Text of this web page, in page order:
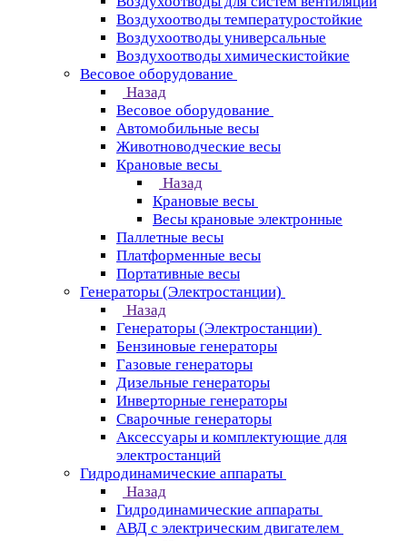
Воздухоотводы температуростойкие
Воздухоотводы универсальные
Воздухоотводы химическистойкие
Весовое оборудование
Назад
Весовое оборудование
Автомобильные весы
Животноводческие весы
Крановые весы
Назад
Крановые весы
Весы крановые электронные
Паллетные весы
Платформенные весы
Портативные весы
Генераторы (Электростанции)
Назад
Генераторы (Электростанции)
Бензиновые генераторы
Газовые генераторы
Дизельные генераторы
Инверторные генераторы
Сварочные генераторы
Аксессуары и комплектующие для
электростанций
Гидродинамические аппараты
Назад
Гидродинамические аппараты
АВД с электрическим двигателем